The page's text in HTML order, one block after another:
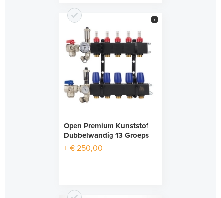
Open Premium Kunststof
Dubbelwandig 13 Groeps
+ € 250,00
i